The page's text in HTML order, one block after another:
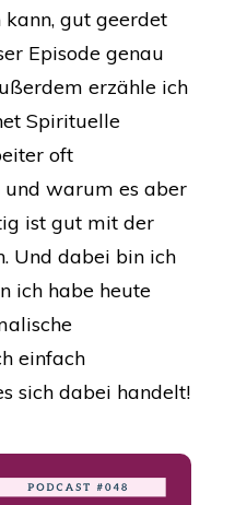
gut geerdet
Episode genau
erzähle ich
Spirituelle
oft
warum es aber
ist gut mit der
Und dabei bin ich
ich habe heute
einfach
sich dabei handelt!